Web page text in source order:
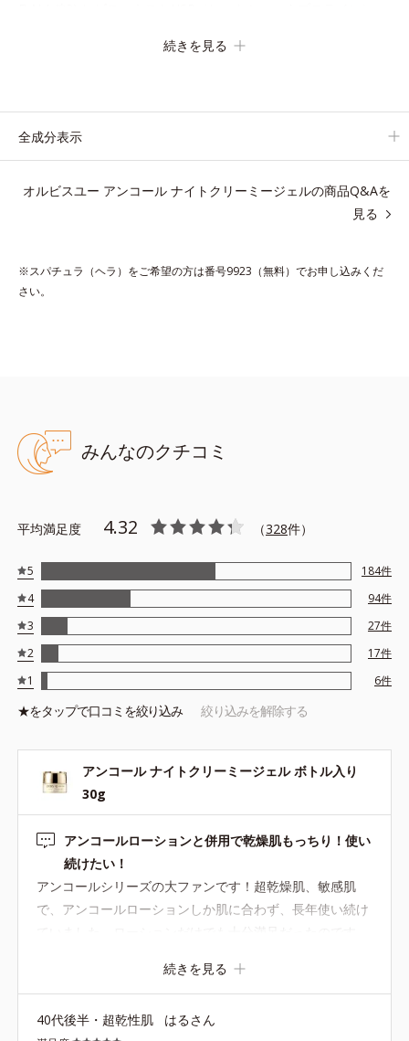
つれハリ不足、うるおい低下を感じやすい部位に働きかけ、ハリ
ワテロイル）を配合することにより、水でも油でも実現できなか
の両立に成功。
ごわつく年齢肌を柔肌に整え、未体験の肌感触を叶えます。
*2 年齢に応じたお手入れ
【Step3 夜用保湿】アンコール ナイトクリーミー
寝ている間に、ボリュームアップコンプレックスが日中ダメージ
を受けた乾燥した肌にうるおいとハリを与え、キレイを底上げす
る夜用保湿液です。
濃厚なのにベタつかないリッチなジェルが年齢肌の乾燥をケア。
朝、見違えるようなハリ感に。
使用目安：小豆１～２粒程
※夜のスキンケアの際にご使用ください。
ス、Ｄ.Ｎ.Ａ.ヒビスエキス配合＝保湿成分●イーブンワテロイル配合
＝やわらかな肌へ整える保湿成分●ボリュームアップコンプレックス
（リンゴ幹細胞エキス・低分子ヒアルロン酸）、エラスチン配合＝
続きを見る
全成分表示
オルビスユー アンコール ナイトクリーミージェルの商品Q&Aを
見る
※スパチュラ（ヘラ）をご希望の方は番号9923（無料）でお申し込みくだ
さい。
みんなのクチコミ
平均満足度 4.32 （328件）
5 184件
4
94件
3
27件
2
17件
1
6件
★をタップで口コミを絞り込み 絞り込みを解除する
アンコール ナイトクリーミージェル ボトル入り
30g
アンコールローションと併用で乾燥肌もっちり！使い
続けたい！
アンコールシリーズの大ファンです！超乾燥肌、敏感肌
で、アンコールローションしか肌に合わず、長年使い続け
ェルを併用したら、ますます潤うようになり、口の周りの
乾燥感は全く気にならず、もちもちになりました。こちら
の商品は、アンコールローションとの併用を強くおすすめ
続きを見る
40代後半・超乾性肌 はるさん